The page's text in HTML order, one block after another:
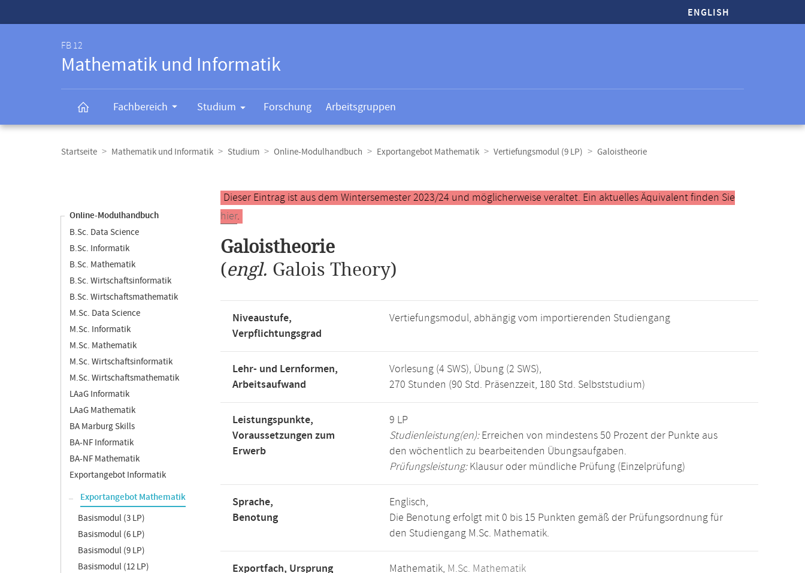
ENGLISH
FB 12
Mathematik und Informatik
Fachbereich Studium Forschung Arbeitsgruppen
Navigation
Startseite Mathematik und Informatik Studium Online-Modulhandbuch Exportangebot Mathematik Vertiefungsmodul (9 LP) Galoistheorie
Online-Modulhandbuch
B.Sc. Data Science
B.Sc. Informatik
B.Sc. Mathematik
B.Sc. Wirtschaftsinformatik
B.Sc. Wirtschaftsmathematik
M.Sc. Data Science
M.Sc. Informatik
M.Sc. Mathematik
M.Sc. Wirtschaftsinformatik
M.Sc. Wirtschaftsmathematik
LAaG Informatik
LAaG Mathematik
BA Marburg Skills
BA-NF Informatik
BA-NF Mathematik
Exportangebot Informatik
Exportangebot Mathematik
Basismodul (3 LP)
Basismodul (6 LP)
Basismodul (9 LP)
Basismodul (12 LP)
Hauptinhalt
Dieser Eintrag ist aus dem Wintersemester 2023/24 und möglicherweise veraltet. Ein aktuelles Äquivalent finden Sie
hier.
Galoistheorie
(engl. Galois Theory)
Niveaustufe,
Verpflichtungsgrad
Vertiefungsmodul, abhängig vom importierenden Studiengang
Lehr- und Lernformen,
Arbeitsaufwand
Vorlesung (4 SWS), Übung (2 SWS),
270 Stunden (90 Std. Präsenzzeit, 180 Std. Selbststudium)
Leistungspunkte,
Voraussetzungen zum
Erwerb
9 LP
Studienleistung(en):Erreichen von mindestens 50 Prozent der Punkte aus
den wöchentlich zu bearbeitenden Übungsaufgaben.
Prüfungsleistung:Klausur oder mündliche Prüfung (Einzelprüfung)
Sprache,
Benotung
Englisch,
Die Benotung erfolgt mit 0 bis 15 Punkten gemäß der Prüfungsordnung für
den Studiengang M.Sc. Mathematik.
Exportfach, Ursprung Mathematik, M.Sc. Mathematik